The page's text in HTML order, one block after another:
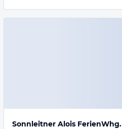
Sonnleitner Alois FerienWhg.